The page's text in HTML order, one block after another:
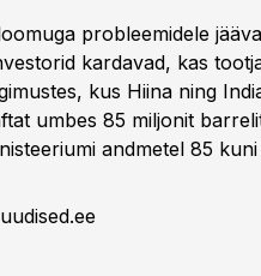
probleemidele
kardavad, kas
kus Hiina ning
umbes 85 miljonit
andmetel 85